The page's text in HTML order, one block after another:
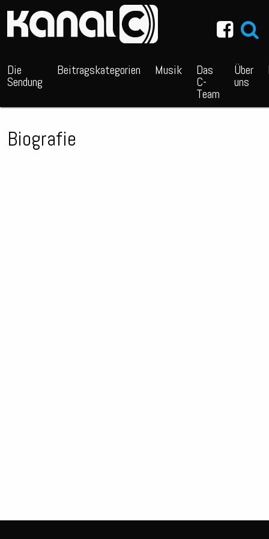
Die
Sendung
Beitragskategorien Musik Das
C-
Team
Über
uns
Biografie